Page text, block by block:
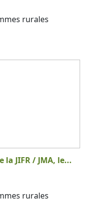
rurales
la JIFR / JMA, le...
rurales